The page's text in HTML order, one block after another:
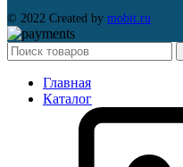
© 2022 Created by mobit.ru
Главная
Каталог